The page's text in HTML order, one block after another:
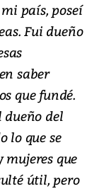
país, poseí
Fui dueño
saber
que fundé.
dueño del
lo que se
mujeres que
útil, pero